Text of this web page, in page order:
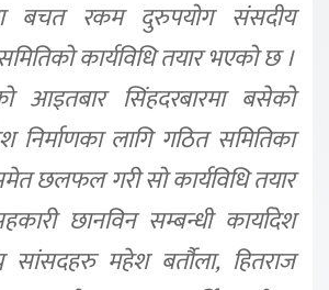
बचत रकम दुरुपयोग संसदीय
कार्यविधि तयार भएको छ ।
आइतबार सिंहदरबारमा बसेको
निर्माणका लागि गठित समितिका
छलफल गरी सो कार्यविधि तयार
छानविन सम्बन्धी कार्यादेश
सांसदहरु महेश बर्तौला, हितराज